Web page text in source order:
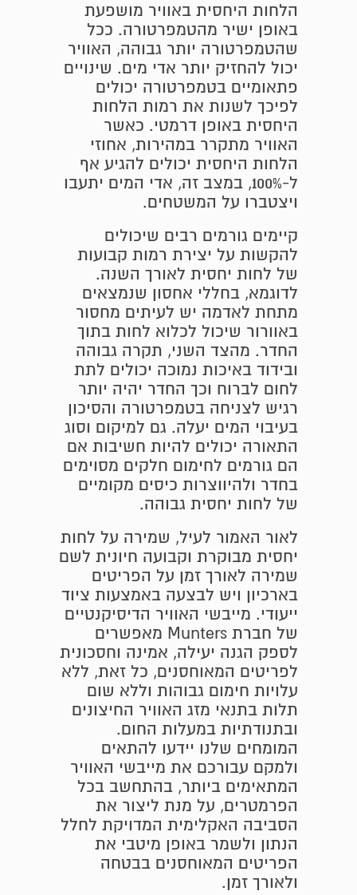
הלחות היחסית באוויר מושפעת
באופן ישיר מהטמפרטורה. ככל
שהטמפרטורה יותר גבוהה, האוויר
יכול להחזיק יותר אדי מים. שינויים
פתאומיים בטמפרטורה יכולים
לפיכך לשנות את רמות הלחות
היחסית באופן דרמטי. כאשר
האוויר מתקרר במהירות, אחוזי
הלחות היחסית יכולים להגיע אף
ל-100%, במצב זה, אדי המים יתעבו
ויצטברו על המשטחים.
קיימים גורמים רבים שיכולים
להקשות על יצירת רמות קבועות
של לחות יחסית לאורך השנה.
לדוגמא, בחללי אחסון שנמצאים
מתחת לאדמה יש לעיתים מחסור
באוורור שיכול לכלוא לחות בתוך
החדר. מהצד השני, תקרה גבוהה
ובידוד באיכות נמוכה יכולים לתת
לחום לברוח וכך החדר יהיה יותר
רגיש לצניחה בטמפרטורה והסיכון
בעיבוי המים יעלה. גם למיקום וסוג
התאורה יכולים להיות חשיבות אם
הם גורמים לחימום חלקים מסוימים
בחדר ולהיווצרות כיסים מקומיים
של לחות יחסית גבוהה.
לאור האמור לעיל, שמירה על לחות
יחסית מבוקרת וקבועה חיונית לשם
שמירה לאורך זמן על הפריטים
בארכיון ויש לבצעה באמצעות ציוד
ייעודי. מייבשי האוויר הדיסיקנטיים
של חברת Munters מאפשרים
לספק הגנה יעילה, אמינה וחסכונית
לפריטים המאוחסנים, כל זאת, ללא
עלויות חימום גבוהות וללא שום
תלות בתנאי מזג האוויר החיצונים
ובתנודתיות במעלות החום.
המומחים שלנו יידעו להתאים
ולמקם עבורכם את מייבשי האוויר
המתאימים ביותר, בהתחשב בכל
הפרמטרים, על מנת ליצור את
הסביבה האקלימית המדויקת לחלל
הנתון ולשמר באופן מיטבי את
הפריטים המאוחסנים בבטחה
ולאורך זמן.